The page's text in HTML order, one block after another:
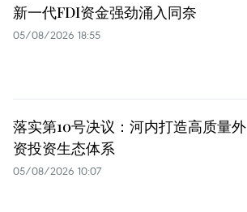
新一代FDI资金强劲涌入同奈
05/08/2026 18:55
落实第10号决议：河内打造高质量外
资投资生态体系
05/08/2026 10:07